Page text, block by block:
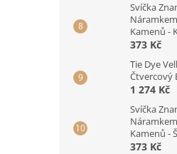
Svíčka
Kamenů -
373 Kč
Tie Dye
Čtvercový
1 274 Kč
Svíčka
Kamenů -
373 Kč